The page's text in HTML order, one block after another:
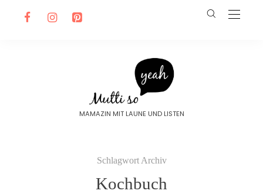
MAMAZIN MIT LAUNE UND LISTEN
Schlagwort Archiv
Kochbuch